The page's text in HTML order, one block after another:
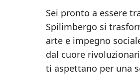
Sei pronto a essere
Spilimbergo si
arte e impegno
dal cuore
ti aspettano per una